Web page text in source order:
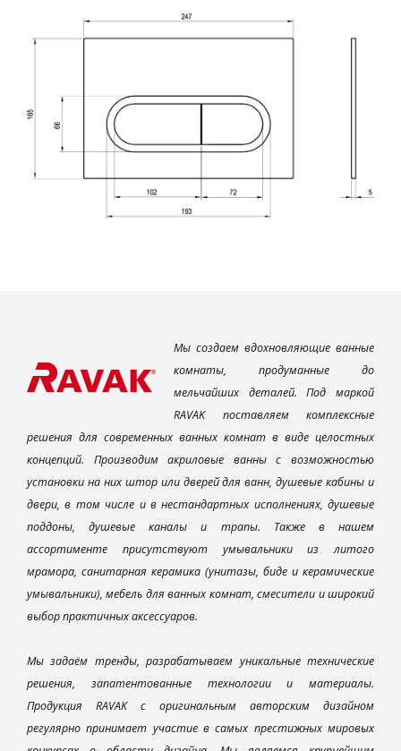
Мы создаем вдохновляющие ванные
комнаты, продуманные до
мельчайших деталей. Под маркой
RAVAK поставляем комплексные
решения для современных ванных комнат в виде целостных
концепций. Производим акриловые ванны с возможностью
установки на них штор или дверей для ванн, душевые кабины и
двери, в том числе и в нестандартных исполнениях, душевые
поддоны, душевые каналы и трапы. Также в нашем
ассортименте присутствуют умывальники из литого
мрамора, санитарная керамика (унитазы, биде и керамические
умывальники), мебель для ванных комнат, смесители и широкий
выбор практичных аксессуаров.
Мы задаём тренды, разрабатываем уникальные технические
решения, запатентованные технологии и материалы.
Продукция RAVAK с оригинальным авторским дизайном
регулярно принимает участие в самых престижных мировых